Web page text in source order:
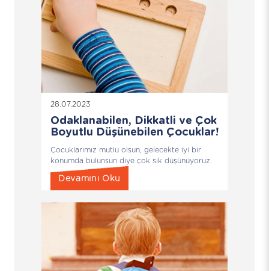
28.07.2023
Odaklanabilen, Dikkatli ve Çok
Boyutlu Düşünebilen Çocuklar!
Çocuklarımız mutlu olsun, gelecekte iyi bir
konumda bulunsun diye çok sık düşünüyoruz.
Devamını Oku